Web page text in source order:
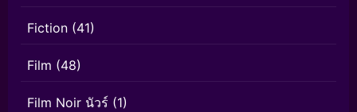
Fiction (41)
Film (48)
Film Noir นัวร์ (1)